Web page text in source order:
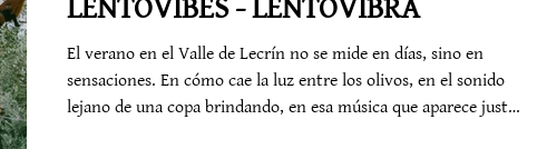
LENTOVIBES - LENTOVIBRA
El verano en el Valle de Lecrín no se mide en días, sino en
sensaciones. En cómo cae la luz entre los olivos, en el sonido
lejano de una copa brindando, en esa música que aparece justo